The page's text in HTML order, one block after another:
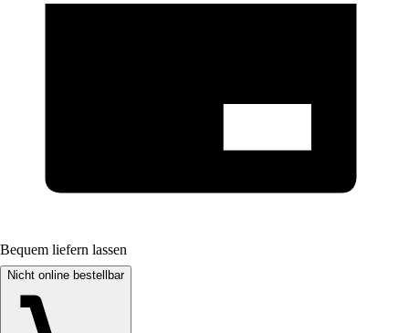
Bequem liefern lassen
Nicht online bestellbar